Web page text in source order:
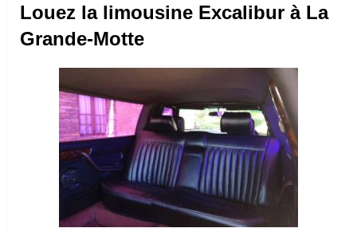
Louez la limousine Excalibur à La
Grande-Motte